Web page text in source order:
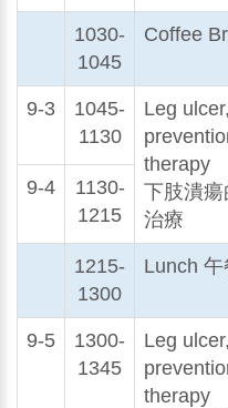
1030-
1045
Coffee
9-3
1045-
1130
Leg ulcer,
therapy
下肢潰
治療
9-4
1130-
1215
1215-
1300
Lunch 午
9-5
1300-
1345
Leg ulcer,
therapy